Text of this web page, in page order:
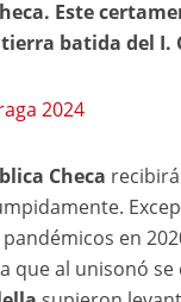
Este
batida del I.
2024
Checa
en
que al unisonó